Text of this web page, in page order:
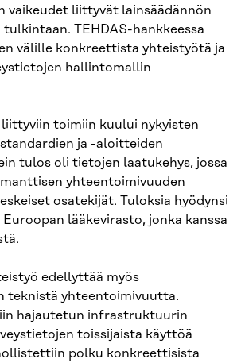
vaikeudet liittyvät lainsäädännön
TEHDAS-hankkeessa
välille konkreettista yhteistyötä ja
hallintomallin
toimiin kuului nykyisten
ja -aloitteiden
tulos oli tietojen laatukehys, jossa
yhteentoimivuuden
osatekijät. Tuloksia hyödynsi
Euroopan lääkevirasto, jonka kanssa
edellyttää myös
teknistä yhteentoimivuutta.
hajautetun infrastruktuurin
toissijaista käyttöä
polku konkreettisista